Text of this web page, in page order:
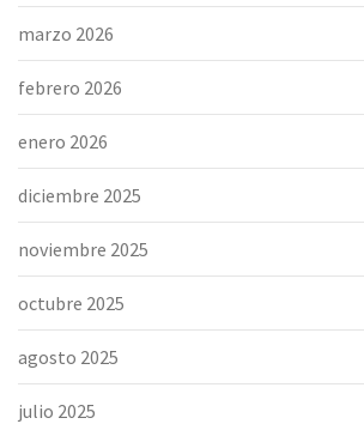
marzo 2026
febrero 2026
enero 2026
diciembre 2025
noviembre 2025
octubre 2025
agosto 2025
julio 2025